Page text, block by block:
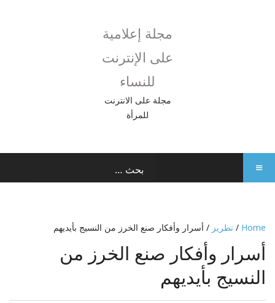
مجلة إعلامية
على الإنترنت
للنساء
مجلة على الانترنت
للمرأة
Home
/ تطريز / أسرار وأفكار صنع الخرز من النسيج بأيديهم
أسرار وأفكار صنع الخرز من
النسيج بأيديهم